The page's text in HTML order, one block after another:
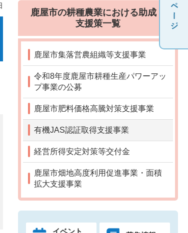
鹿屋市の耕種農業における助成・
支援策一覧
鹿屋市集落営農組織等支援事業
令和8年度鹿屋市耕種生産パワーアッ
プ事業の公募
鹿屋市肥料価格高騰対策支援事業
有機JAS認証取得支援事業
経営所得安定対策等交付金
鹿屋市畑地高度利用促進事業・面積
拡大支援事業
イベント